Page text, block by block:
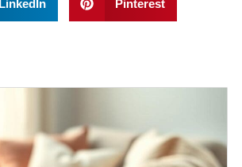
LinkedIn Pinterest